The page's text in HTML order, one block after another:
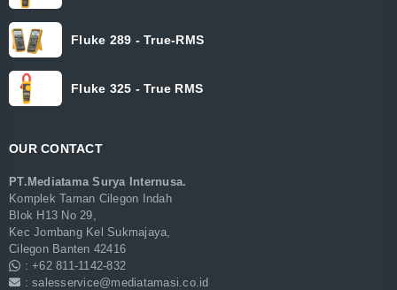
Fluke 289 - True-RMS
Fluke 325 - True RMS
OUR CONTACT
PT.Mediatama Surya Internusa.
Komplek Taman Cilegon Indah
Blok H13 No 29,
Kec Jombang Kel Sukmajaya,
Cilegon Banten 42416
: +62 811-1142-832
: salesservice@mediatamasi.co.id